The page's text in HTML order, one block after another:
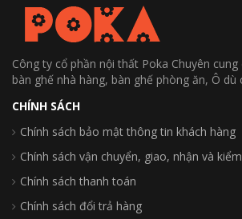
Công ty cổ phần nội thất Poka Chuyên
bàn ghế nhà hàng, bàn ghế phòng ăn, Ô dù
CHÍNH SÁCH
Chính sách bảo mật thông tin khách hàng
Chính sách vận chuyển, giao, nhận và
Chính sách thanh toán
Chính sách đổi trả hàng